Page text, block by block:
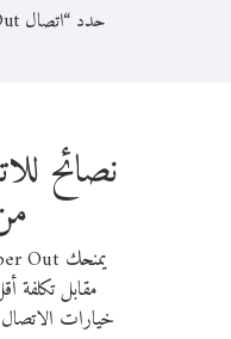
حدد “اتصال Viber Out” من عنوان المحادثة
نصائح
مقابل تكلفة
خيارات